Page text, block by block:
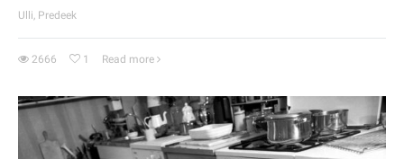
Ulli, Predeek
2666 1 Read more